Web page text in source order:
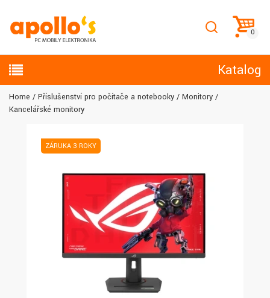
Katalog
Home Příslušenství pro počítače a notebooky
Monitory
Kancelářské monitory
ZÁRUKA 3 ROKY